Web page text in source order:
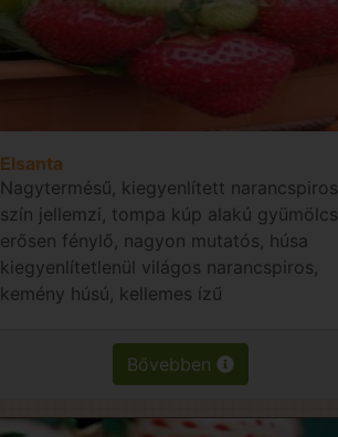
Elsanta
Nagytermésű, kiegyenlített narancspiros
szín jellemzi, tompa kúp alakú gyümölcs,
erősen fénylő, nagyon mutatós, húsa
kiegyenlítetlenül világos narancspiros,
kemény húsú, kellemes ízű
Bővebben